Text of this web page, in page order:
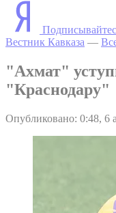
Вестник Кавказа —
"Ахмат"
"Краснодару"
Опубликовано: 0:48, 6